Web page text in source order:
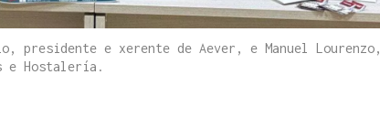
presidente e xerente de Aever, e Manuel Lourenzo,
e Hostalería.